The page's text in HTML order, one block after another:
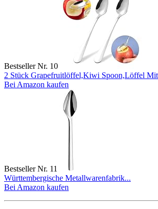
Bestseller Nr. 10
2 Stück Grapefruitlöffel,Kiwi Spoon,Löffel
Bei Amazon kaufen
Bestseller Nr. 11
Württembergische Metallwarenfabrik...
Bei Amazon kaufen